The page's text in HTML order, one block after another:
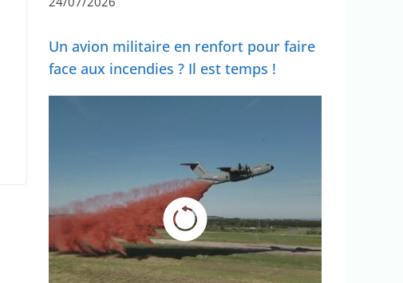
Un avion militaire en renfort pour faire
face aux incendies ? Il est temps !